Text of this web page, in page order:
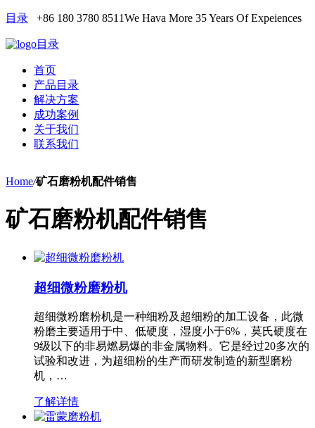
目录 +86 180 3780 8511We Hava More 35 Years Of Expeiences
目录
首页
产品目录
解决方案
成功案例
关于我们
联系我们
Home/矿石磨粉机配件销售
矿石磨粉机配件销售
超细微粉磨粉机
超细微粉磨粉机是一种细粉及超细粉的加工设备，此微
粉磨主要适用于中、低硬度，湿度小于6%，莫氏硬度在
9级以下的非易燃易爆的非金属物料。它是经过20多次的
试验和改进，为超细粉的生产而研发制造的新型磨粉
机，…
了解详情